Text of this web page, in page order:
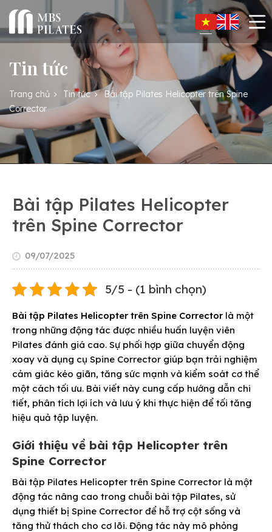
Tin tức
Trang chủ Tin tức
Bài tập Pilates Helicopter trên Spine
Corrector
Bài tập Pilates Helicopter
trên Spine Corrector
09/07/2025
5/5 - (1 bình chọn)
Bài tập Pilates Helicopter trên Spine Corrector là một
trong những động tác được nhiều huấn luyện viên
Pilates đánh giá cao. Sự phối hợp giữa chuyển động
xoay và dụng cụ Spine Corrector giúp bạn trải nghiệm
cảm giác kéo giãn, tăng sức mạnh và kiểm soát cơ thể
một cách tối ưu. Bài viết này cung cấp hướng dẫn chi
tiết, phân tích lợi ích và lưu ý khi thực hiện để tối tăng
hiệu quả tập luyện.
Giới thiệu về bài tập Helicopter trên
Spine Corrector
Bài tập Pilates Helicopter trên Spine Corrector là một
động tác nâng cao trong chuỗi bài tập Pilates, sử
dụng thiết bị Spine Corrector để hỗ trợ cột sống và
tăng thử thách cho cơ lõi. Động tác này mô phỏng